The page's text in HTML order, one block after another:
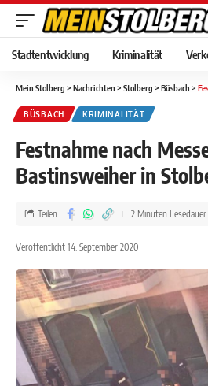
Stadtentwicklung Kriminalität
Mein Stolberg > Nachrichten > Stolberg > Büsbach >
BÜSBACH KRIMINALITÄT
Festnahme nach
Bastinsweiher in
Veröffentlicht 14. September 2020
Teilen 2 Minuten Lesedauer